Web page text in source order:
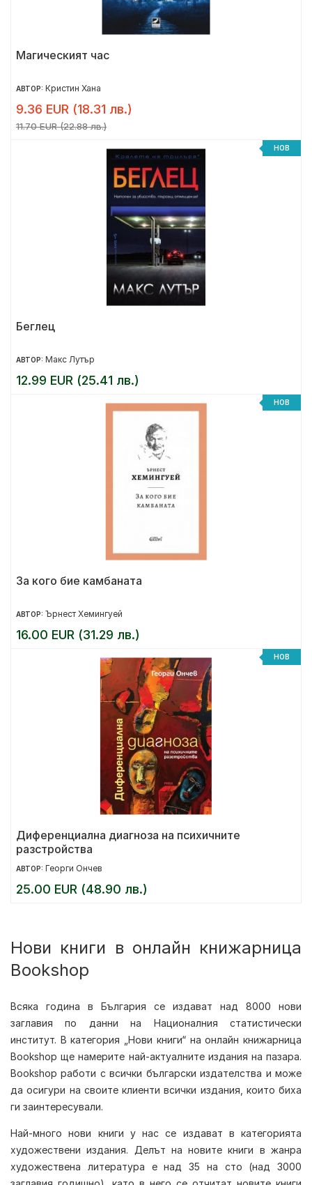
Магическият час
АВТОР: Кристин Хана
9.36 EUR (18.31 лв.)
11.70 EUR (22.88 лв.)
НОВ
Беглец
АВТОР: Макс Лутър
12.99 EUR (25.41 лв.)
НОВ
За кого бие камбаната
АВТОР: Ърнест Хемингуей
16.00 EUR (31.29 лв.)
НОВ
Диференциална диагноза на психичните
разстройства
АВТОР: Георги Ончев
25.00 EUR (48.90 лв.)
Нови книги в онлайн книжарница
Bookshop
Всяка година в България се издават над 8000 нови
заглавия по данни на Националния статистически
институт. В категория „Нови книги“ на онлайн книжарница
Bookshop ще намерите най-актуалните издания на пазара.
Bookshop работи с всички български издателства и може
да осигури на своите клиенти всички издания, които биха
ги заинтересували.
Най-много нови книги у нас се издават в категорията
художествени издания. Делът на новите книги в жанра
художествена литература е над 35 на сто (над 3000